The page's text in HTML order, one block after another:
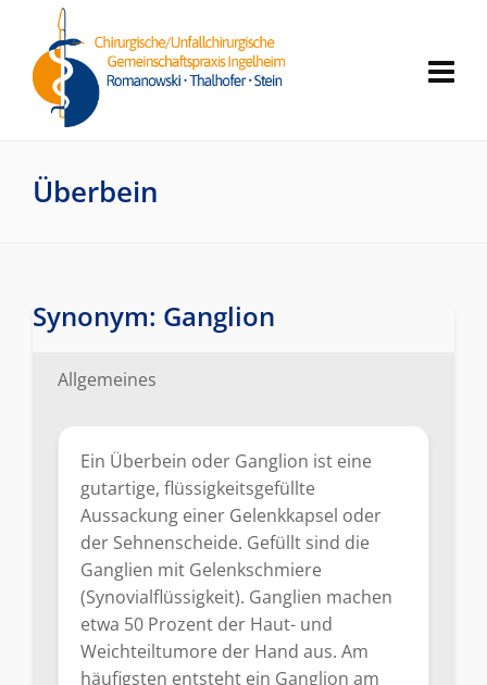
Überbein
Synonym: Ganglion
Allgemeines
Ein Überbein oder Ganglion ist eine
gutartige, flüssigkeitsgefüllte
Aussackung einer Gelenkkapsel oder
der Sehnenscheide. Gefüllt sind die
Ganglien mit Gelenkschmiere
(Synovialflüssigkeit). Ganglien machen
etwa 50 Prozent der Haut- und
Weichteiltumore der Hand aus. Am
häufigsten entsteht ein Ganglion am